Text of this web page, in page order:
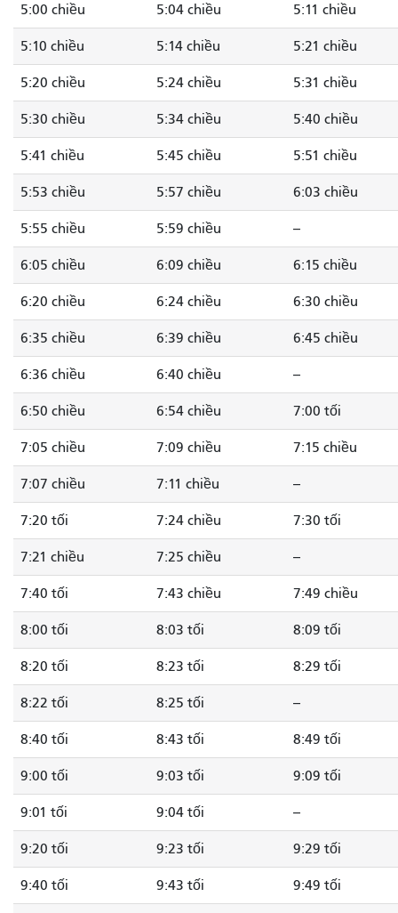
5:00 chiều 5:04 chiều 5:11 chiều
5:10 chiều 5:14 chiều 5:21 chiều
5:20 chiều 5:24 chiều 5:31 chiều
5:30 chiều 5:34 chiều 5:40 chiều
5:41 chiều 5:45 chiều 5:51 chiều
5:53 chiều 5:57 chiều 6:03 chiều
5:55 chiều 5:59 chiều --
6:05 chiều 6:09 chiều 6:15 chiều
6:20 chiều 6:24 chiều 6:30 chiều
6:35 chiều 6:39 chiều 6:45 chiều
6:36 chiều 6:40 chiều --
6:50 chiều 6:54 chiều 7:00 tối
7:05 chiều 7:09 chiều 7:15 chiều
7:07 chiều 7:11 chiều --
7:20 tối 7:24 chiều 7:30 tối
7:21 chiều 7:25 chiều --
7:40 tối 7:43 chiều 7:49 chiều
8:00 tối 8:03 tối 8:09 tối
8:20 tối 8:23 tối 8:29 tối
8:22 tối 8:25 tối --
8:40 tối 8:43 tối 8:49 tối
9:00 tối 9:03 tối 9:09 tối
9:01 tối 9:04 tối --
9:20 tối 9:23 tối 9:29 tối
9:40 tối 9:43 tối 9:49 tối